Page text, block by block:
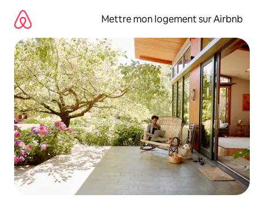
directement
contenu
Mettre mon logement sur Airbnb